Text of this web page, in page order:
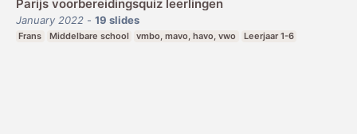
Parijs voorbereidingsquiz leerlingen
January 2022 - 19 slides
Frans Middelbare school vmbo, mavo, havo, vwo Leerjaar 1-6